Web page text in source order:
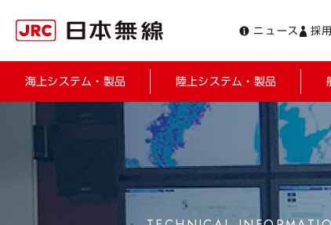
ニュース 採
海上システム・製品 陸上システム・製品